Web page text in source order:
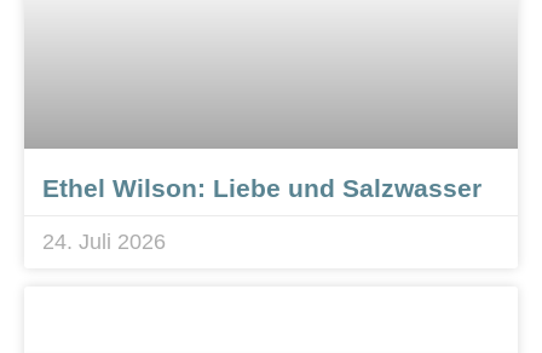
Ethel Wilson: Liebe und Salzwasser
24. Juli 2026